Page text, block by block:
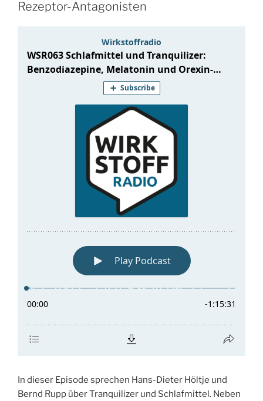
Rezeptor-Antagonisten
In dieser Episode sprechen Hans-Dieter Höltje und
Bernd Rupp über Tranquilizer und Schlafmittel. Neben